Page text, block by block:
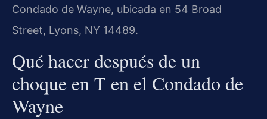
Condado de Wayne, ubicada en 54 Broad
Street, Lyons, NY 14489.
Qué hacer después de un
choque en T en el Condado de
Wayne